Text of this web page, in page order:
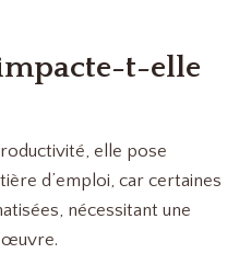
t-elle
elle pose
d’emploi, car certaines
nécessitant une